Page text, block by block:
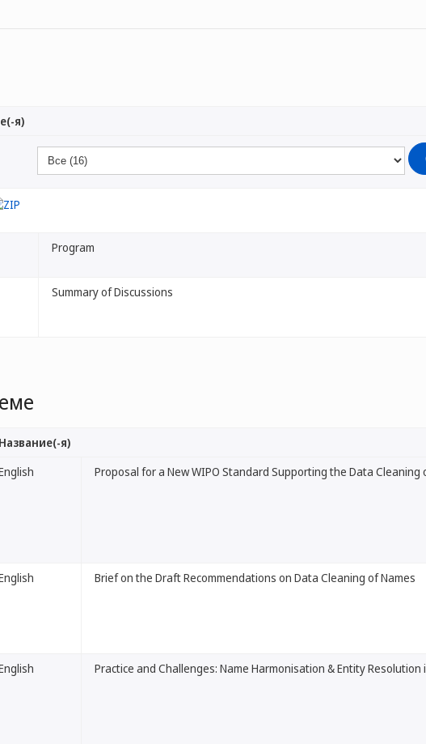
я)
Program
Summary of Discussions
Название(-я)
Proposal for a New WIPO Standard Supporting the Data Cleaning
Brief on the Draft Recommendations on Data Cleaning of Names
Practice and Challenges: Name Harmonisation & Entity Resolution